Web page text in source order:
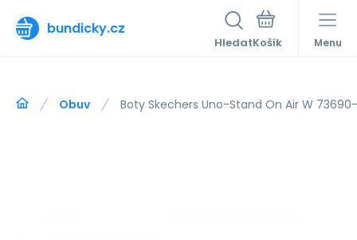
bundicky.cz
Hledat Menu
Obuv Boty Skechers Uno-Stand On Air W